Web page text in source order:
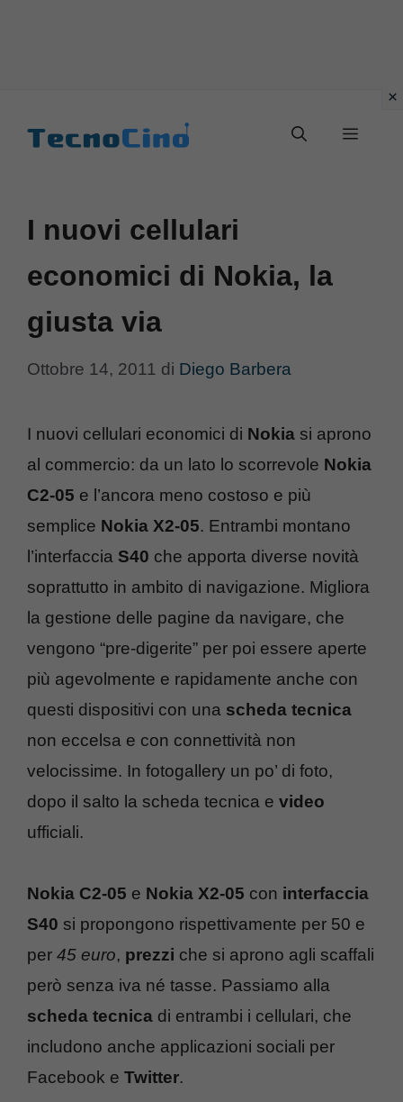
Menu
I nuovi cellulari
economici di Nokia, la
giusta via
Ottobre 14, 2011 di Diego Barbera
I nuovi cellulari economici di Nokia si aprono
al commercio: da un lato lo scorrevole Nokia
C2-05 e l’ancora meno costoso e più
semplice Nokia X2-05. Entrambi montano
l’interfaccia S40 che apporta diverse novità
soprattutto in ambito di navigazione. Migliora
la gestione delle pagine da navigare, che
vengono “pre-digerite” per poi essere aperte
più agevolmente e rapidamente anche con
questi dispositivi con una scheda tecnica
non eccelsa e con connettività non
velocissime. In fotogallery un po’ di foto,
dopo il salto la scheda tecnica e video
ufficiali.
Nokia C2-05 e Nokia X2-05 con interfaccia
S40 si propongono rispettivamente per 50 e
per 45 euro, prezzi che si aprono agli scaffali
però senza iva né tasse. Passiamo alla
scheda tecnica di entrambi i cellulari, che
includono anche applicazioni sociali per
Facebook e Twitter.